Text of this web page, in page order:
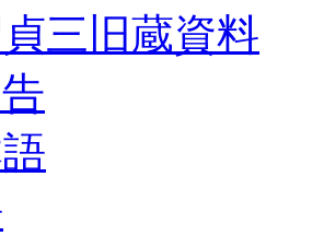
三旧蔵資料